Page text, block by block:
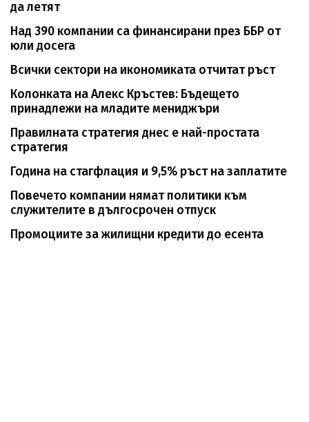
да летят
Над 390 компании са финансирани през ББР от
юли досега
Всички сектори на икономиката отчитат ръст
Колонката на Алекс Кръстев: Бъдещето
принадлежи на младите мениджъри
Правилната стратегия днес е най-простата
стратегия
Година на стагфлация и 9,5% ръст на заплатите
Повечето компании нямат политики към
служителите в дългосрочен отпуск
Промоциите за жилищни кредити до есента